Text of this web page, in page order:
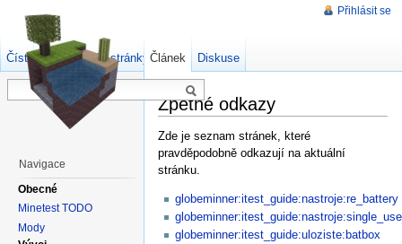
Zpětné odkazy
Zde je seznam stránek, které
pravděpodobně odkazují na aktuální
stránku.
globeminner:itest_guide:nastroje:re_battery
globeminner:itest_guide:uloziste:batbox
Přihlásit se
Článek Diskuse
Číst Zdrojový kód stránky Starší verze
Navigace
Obecné
Minetest TODO
Mody